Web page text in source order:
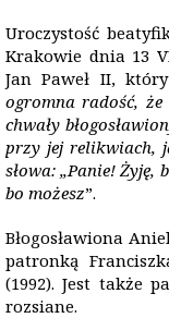
Uroczystość
Krakowie dnia 13
Jan Paweł II,
ogromna radość,
chwały
przy jej relikwiach,
słowa: „Panie! Żyję,
bo możesz”.
Błogosławiona
patronką
(1992). Jest także
rozsiane.